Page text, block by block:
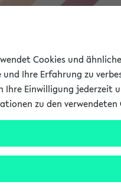
Forschung
Hilfe &
Cookies und
und Ihre Erfahrung zu
Ihre Einwilligung jederzeit
zu den verwendeten